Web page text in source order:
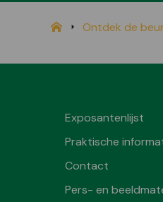
Ontdek de
Exposantenlijst
Praktische
Contact
Pers- en